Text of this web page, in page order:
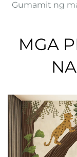
Gumamit ng
MGA